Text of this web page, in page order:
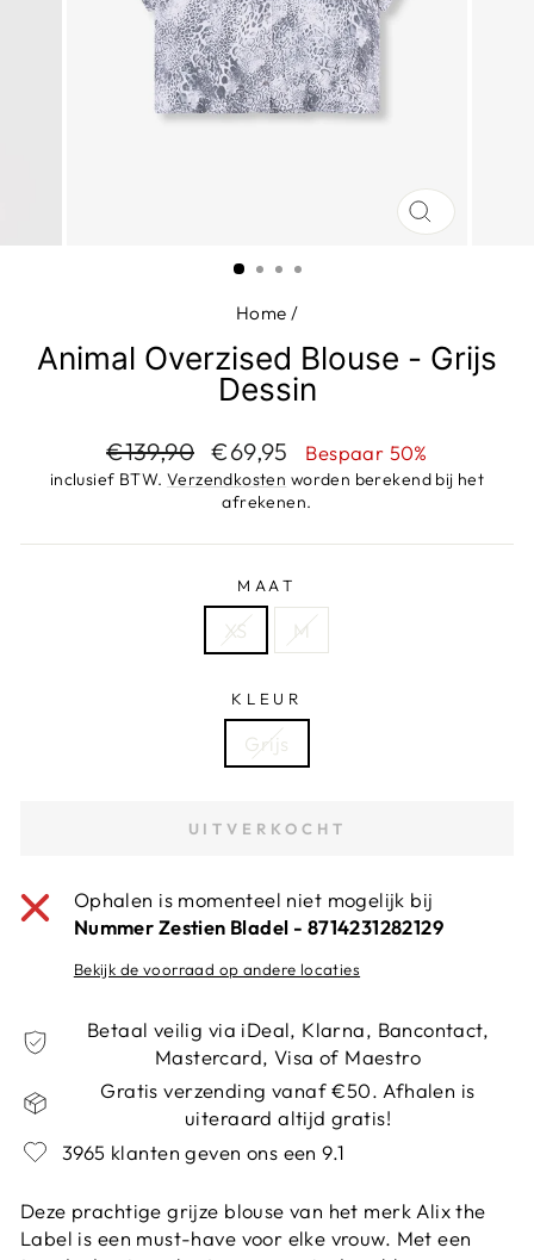
SLUIT
Home /
Animal Overzised Blouse - Grijs
Dessin
Adviesprijs
€139,90 Aanbiedingsprijs
€69,95 Bespaar 50%
inclusief BTW. Verzendkosten worden berekend bij het
afrekenen.
MAAT
XS M
KLEUR
Grijs
UITVERKOCHT
Ophalen is momenteel niet mogelijk bij
Nummer Zestien Bladel - 8714231282129
Bekijk de voorraad op andere locaties
Betaal veilig via iDeal, Klarna, Bancontact,
Mastercard, Visa of Maestro
Gratis verzending vanaf €50. Afhalen is
uiteraard altijd gratis!
3965 klanten geven ons een 9.1
Deze prachtige grijze blouse van het merk Alix the
Label is een must-have voor elke vrouw. Met een